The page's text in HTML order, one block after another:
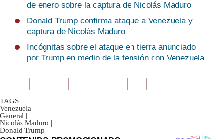
de enero sobre la captura de Nicolás Maduro
Donald Trump confirma ataque a Venezuela y
captura de Nicolás Maduro
Incógnitas sobre el ataque en tierra anunciado
por Trump en medio de la tensión con Venezuela
TAGS
Venezuela |
General |
Nicolás Maduro |
Donald Trump